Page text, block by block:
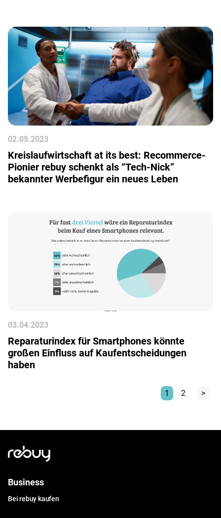
02.05.2023
Kreislaufwirtschaft at its best: Recommerce-
Pionier rebuy schenkt als “Tech-Nick”
bekannter Werbefigur ein neues Leben
03.04.2023
Reparaturindex für Smartphones könnte
großen Einfluss auf Kaufentscheidungen
haben
1 2 >
Business
Bei rebuy kaufen